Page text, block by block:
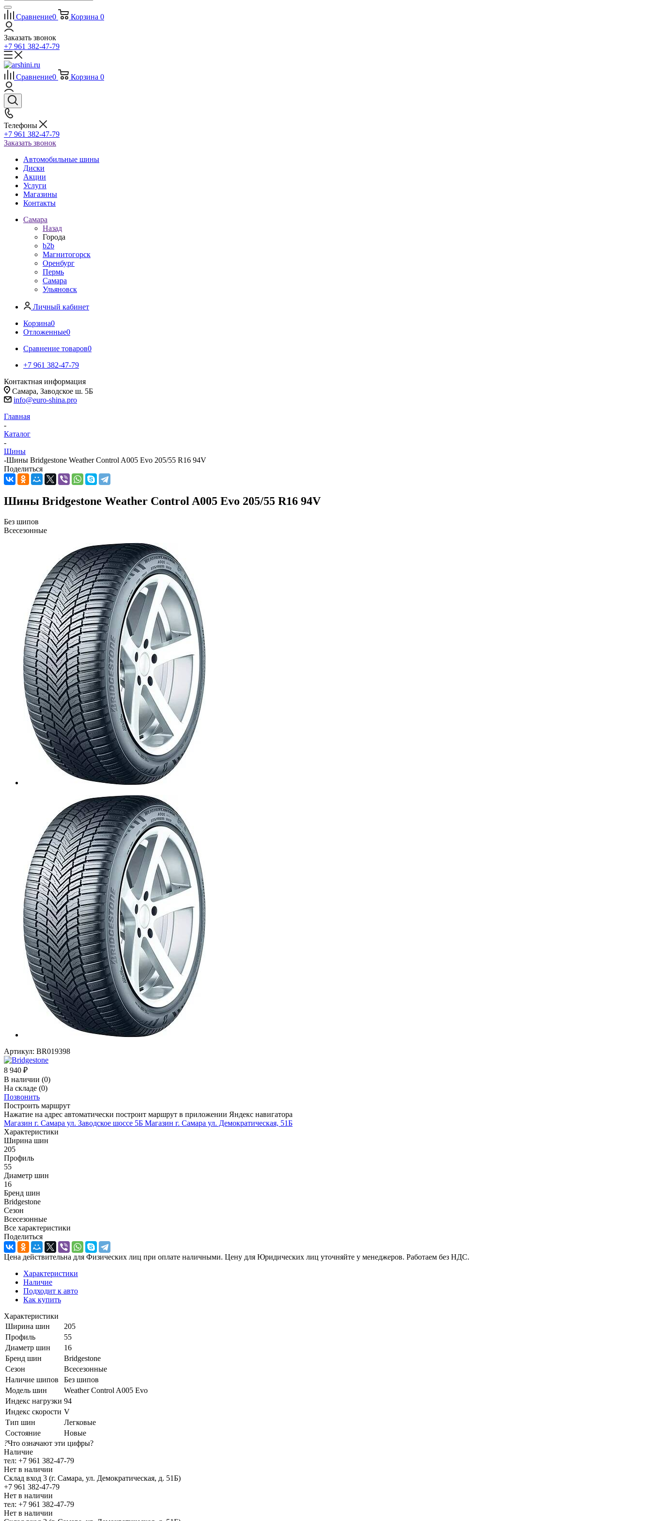
Сравнение0 Корзина 0
Заказать звонок
+7 961 382-47-79
Сравнение0 Корзина 0
Телефоны
+7 961 382-47-79
Заказать звонок
Автомобильные шины
Диски
Акции
Услуги
Магазины
Контакты
Самара
Назад
Города
b2b
Магнитогорск
Оренбург
Пермь
Самара
Ульяновск
Личный кабинет
Корзина0
Отложенные0
Сравнение товаров0
+7 961 382-47-79
Контактная информация
Самара, Заводское ш. 5Б
info@euro-shina.pro
Главная
-
Каталог
-
Шины
-Шины Bridgestone Weather Control A005 Evo 205/55 R16 94V
Поделиться
Шины Bridgestone Weather Control A005 Evo 205/55 R16 94V
Без шипов
Всесезонные
Артикул: BR019398
8 940 ₽
В наличии (0)
На складе (0)
Позвонить
Построить маршрут
Нажатие на адрес автоматически построит маршрут в приложении Яндекс навигатора
Магазин г. Самара ул. Заводское шоссе 5Б Магазин г. Самара ул. Демократическая, 51Б
Характеристики
Ширина шин
205
Профиль
55
Диаметр шин
16
Бренд шин
Bridgestone
Сезон
Всесезонные
Все характеристики
Поделиться
Цена действительна для Физических лиц при оплате наличными. Цену для Юридических лиц уточняйте у менеджеров. Работаем без НДС.
Характеристики
Наличие
Подходит к авто
Как купить
Характеристики
Ширина шин
205
Профиль
55
Диаметр шин
16
Бренд шин
Bridgestone
Сезон
Всесезонные
Наличие шипов
Без шипов
Модель шин
Weather Control A005 Evo
Индекс нагрузки 94
Индекс скорости V
Тип шин
Легковые
Состояние
Новые
?Что означают эти цифры?
Наличие
тел: +7 961 382-47-79
Нет в наличии
Склад вход 3 (г. Самара, ул. Демократическая, д. 51Б)
+7 961 382-47-79
Нет в наличии
тел: +7 961 382-47-79
Нет в наличии